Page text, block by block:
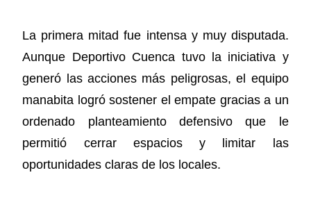
La primera mitad fue intensa y muy disputada.
Aunque Deportivo Cuenca tuvo la iniciativa y
generó las acciones más peligrosas, el equipo
manabita logró sostener el empate gracias a un
ordenado planteamiento defensivo que le
permitió cerrar espacios y limitar las
oportunidades claras de los locales.